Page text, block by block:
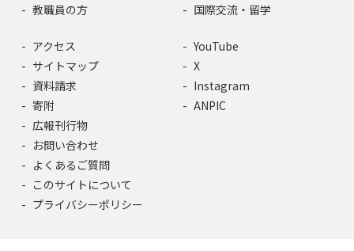
教職員の方
国際交流・留学
アクセス
サイトマップ
資料請求
寄附
広報刊行物
お問い合わせ
よくあるご質問
このサイトについて
プライバシーポリシー
YouTube
X
Instagram
ANPIC